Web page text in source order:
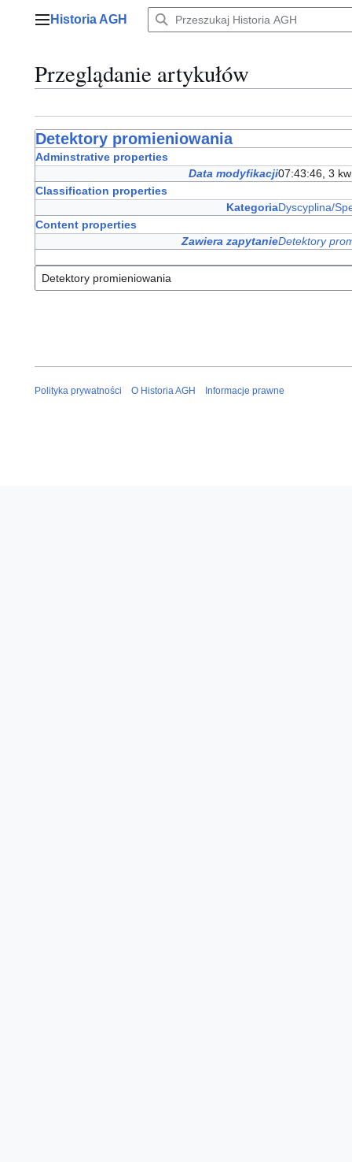
Menu główne
Historia AGH
Przeglądanie artykułów
Detektory promieniowania
Adminstrative properties
Data modyfikacji07:43:46, 3
Classification properties
KategoriaDyscyplina/
Content properties
Zawiera zapytanieDetektory
Polityka prywatności O Historia AGH Informacje prawne